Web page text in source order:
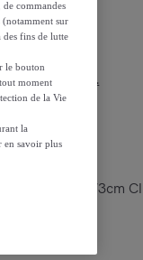
les conditions.
commandes
(notamment sur
des fins de lutte
le bouton
moment
de la Vie
la
en savoir plus